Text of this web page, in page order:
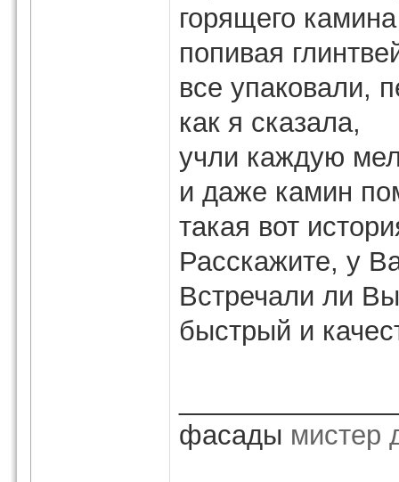
горящего
попивая
все упаковали,
как я сказала,
учли каждую
и даже камин
такая вот
Расскажите, у
Встречали ли
быстрый и
фасады мистер